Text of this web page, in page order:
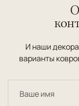
И наши
варианты